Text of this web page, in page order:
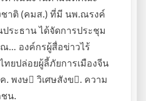
าติ (คมส.) ที่มี นพ.ณรงค์
ระธาน ได้จัดการประชุม
… องค์กรผู้สื่อข่าวไร้
ทยปล่อยผู้ลี้ภัยการเมืองจีน
. พงษ วิเศษสังข. ความ
น.